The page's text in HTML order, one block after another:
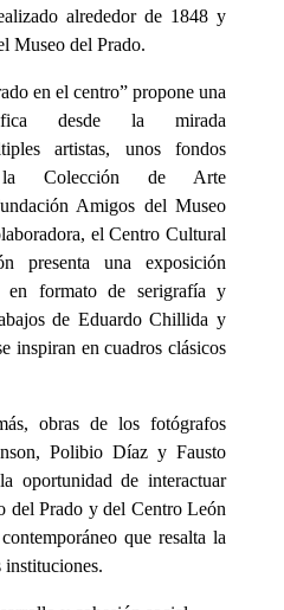
alrededor de 1848 y
Museo del Prado.
en el centro” propone una
desde la mirada
artistas, unos fondos
la Colección de Arte
Amigos del Museo
el Centro Cultural
presenta una exposición
en formato de serigrafía y
de Eduardo Chillida y
inspiran en cuadros clásicos
obras de los fotógrafos
Polibio Díaz y Fausto
oportunidad de interactuar
del Prado y del Centro León
que resalta la
instituciones.